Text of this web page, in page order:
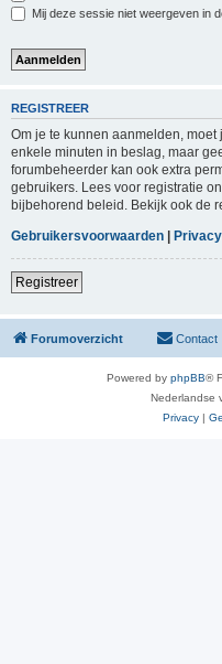
Mij deze sessie niet weergeven in
REGISTREER
Om je te kunnen aanmelden,
enkele minuten in beslag, maar
forumbeheerder kan ook extra
gebruikers. Lees voor registratie
bijbehorend beleid. Bekijk ook de
Gebruikersvoorwaarden |
Registreer
Forumoverzicht Contact
Powered by phpBB®
Nederlandse
Privacy |